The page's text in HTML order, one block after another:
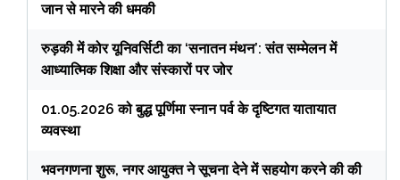
जान से मारने की धमकी
रुड़की में कोर यूनिवर्सिटी का ‘सनातन मंथन’: संत सम्मेलन में
आध्यात्मिक शिक्षा और संस्कारों पर जोर
01.05.2026 को बुद्ध पूर्णिमा स्नान पर्व के दृष्टिगत यातायात
व्यवस्था
भवनगणना शुरू, नगर आयुक्त ने सूचना देने में सहयोग करने की की